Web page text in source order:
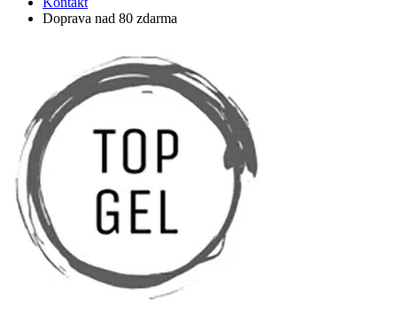
Doprava nad 80 zdarma